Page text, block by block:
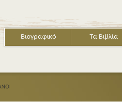
Βιογραφικό Τα Βιβλία